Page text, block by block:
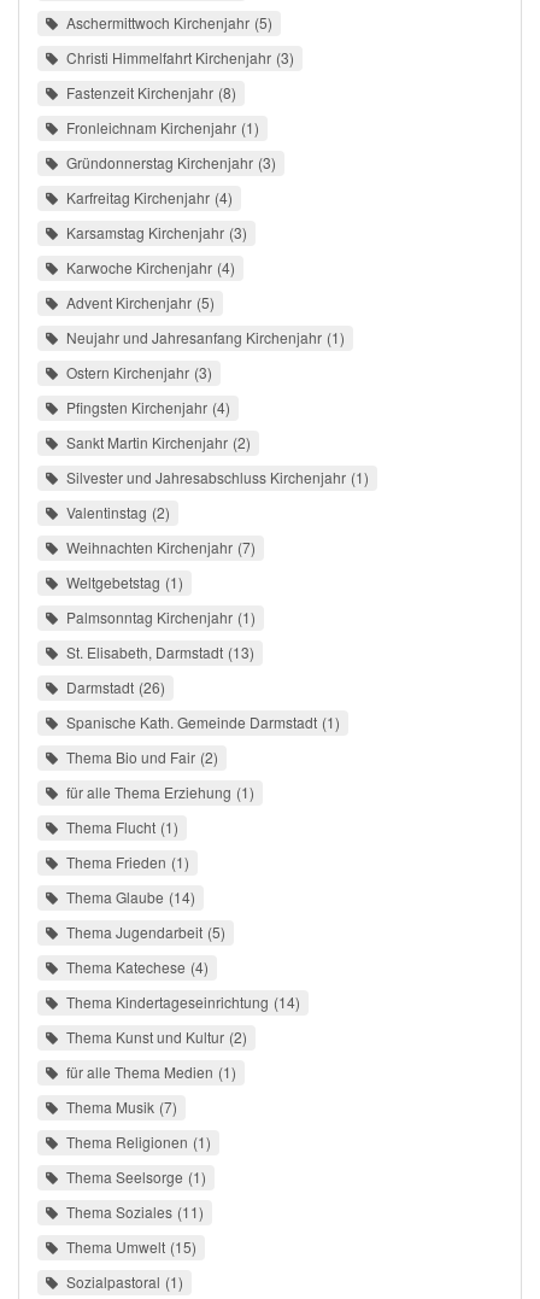
Aschermittwoch Kirchenjahr 5
Christi Himmelfahrt Kirchenjahr 3
Fastenzeit Kirchenjahr 8
Fronleichnam Kirchenjahr 1
Gründonnerstag Kirchenjahr 3
Karfreitag Kirchenjahr 4
Karsamstag Kirchenjahr 3
Karwoche Kirchenjahr 4
Advent Kirchenjahr 5
Neujahr und Jahresanfang Kirchenjahr 1
Ostern Kirchenjahr 3
Pfingsten Kirchenjahr 4
Sankt Martin Kirchenjahr 2
Silvester und Jahresabschluss Kirchenjahr 1
Valentinstag 2
Weihnachten Kirchenjahr 7
Weltgebetstag 1
Palmsonntag Kirchenjahr 1
St. Elisabeth, Darmstadt 13
Darmstadt 26
Spanische Kath. Gemeinde Darmstadt 1
Thema Bio und Fair 2
für alle Thema Erziehung 1
Thema Flucht 1
Thema Frieden 1
Thema Glaube 14
Thema Jugendarbeit 5
Thema Katechese 4
Thema Kindertageseinrichtung 14
Thema Kunst und Kultur 2
für alle Thema Medien 1
Thema Musik 7
Thema Religionen 1
Thema Seelsorge 1
Thema Soziales 11
Thema Umwelt 15
Sozialpastoral 1